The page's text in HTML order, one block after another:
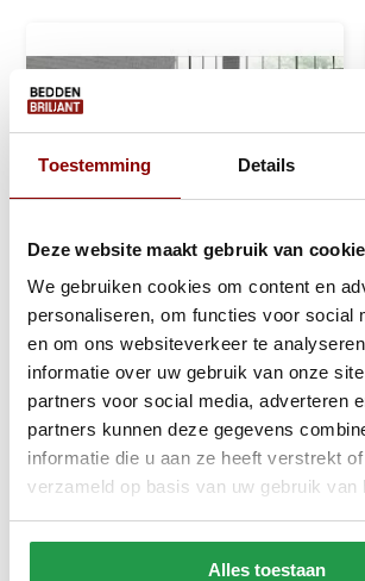
Toestemming Details
Deze website maakt gebruik van
We gebruiken cookies om content en
personaliseren, om functies voor social
en om ons websiteverkeer te
informatie over uw gebruik van onze
partners voor social media, adverteren
partners kunnen deze gegevens
informatie die u aan ze heeft verstrekt
verzameld op basis van uw gebruik van
Alles toestaan
Jersey Topper Hoeslaken
1 tot 2 werkdagen